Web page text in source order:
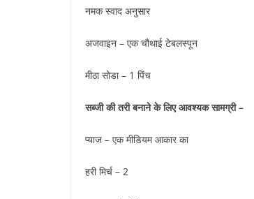
नमक स्वाद अनुसार
अजवाइन – एक चौथाई टेबलस्पून
मीठा सोडा – 1 पिंच
सब्जी की तरी बनाने के लिए आवश्यक सामग्री –
प्याज – एक मीडियम आकार का
हरी मिर्च – 2